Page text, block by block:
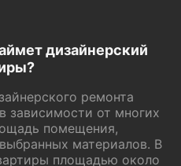
дизайнерский
ремонта
зависимости от многих
помещения,
материалов. В
площадью около